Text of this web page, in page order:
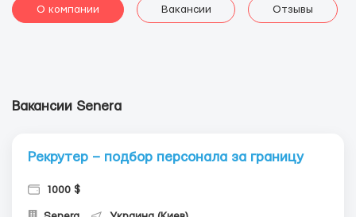
О компании Вакансии Отзывы
Вакансии Senera
Рекрутер – подбор персонала за границу
1000 $